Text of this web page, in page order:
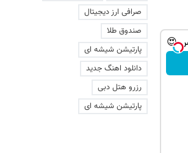
صرافی ارز دیجیتال
صندوق طلا
پارتیشن شیشه ای
دانلود اهنگ جدید
رزرو هتل دبی
پارتیشن شیشه ای